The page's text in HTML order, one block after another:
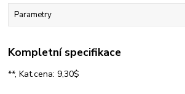
Parametry
Kompletní specifikace
**, Kat.cena: 9,30$